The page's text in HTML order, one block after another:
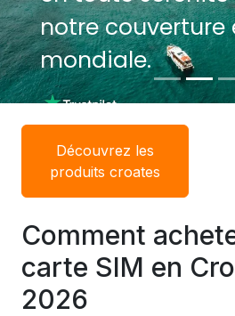
notre couverture
mondiale.
notre couverture
mondiale.
Découvrez les
produits croates
Comment
carte SIM en
2026